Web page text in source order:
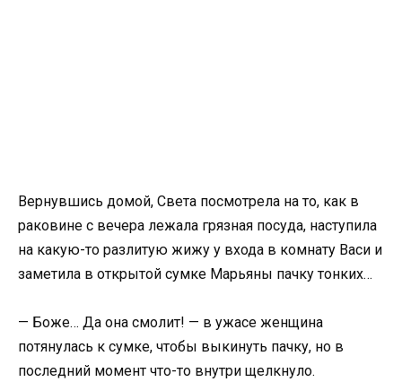
Вернувшись домой, Света посмотрела на то, как в
раковине с вечера лежала грязная посуда, наступила
на какую-то разлитую жижу у входа в комнату Васи и
заметила в открытой сумке Марьяны пачку тонких…
— Боже… Да она смолит! — в ужасе женщина
потянулась к сумке, чтобы выкинуть пачку, но в
последний момент что-то внутри щелкнуло.